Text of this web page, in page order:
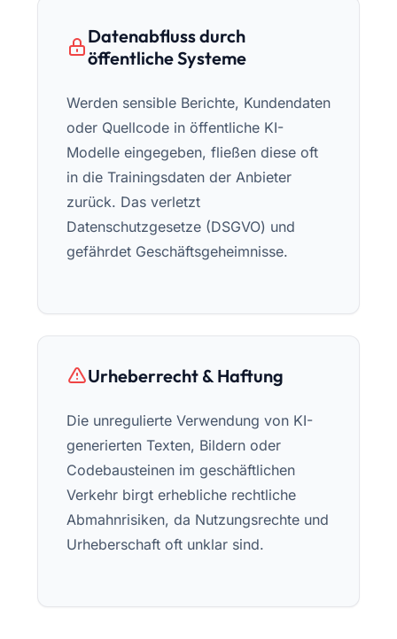
Datenabfluss durch
öffentliche Systeme
Werden sensible Berichte, Kundendaten
oder Quellcode in öffentliche KI-
Modelle eingegeben, fließen diese oft
in die Trainingsdaten der Anbieter
zurück. Das verletzt
Datenschutzgesetze (DSGVO) und
gefährdet Geschäftsgeheimnisse.
Urheberrecht & Haftung
Die unregulierte Verwendung von KI-
generierten Texten, Bildern oder
Codebausteinen im geschäftlichen
Verkehr birgt erhebliche rechtliche
Abmahnrisiken, da Nutzungsrechte und
Urheberschaft oft unklar sind.